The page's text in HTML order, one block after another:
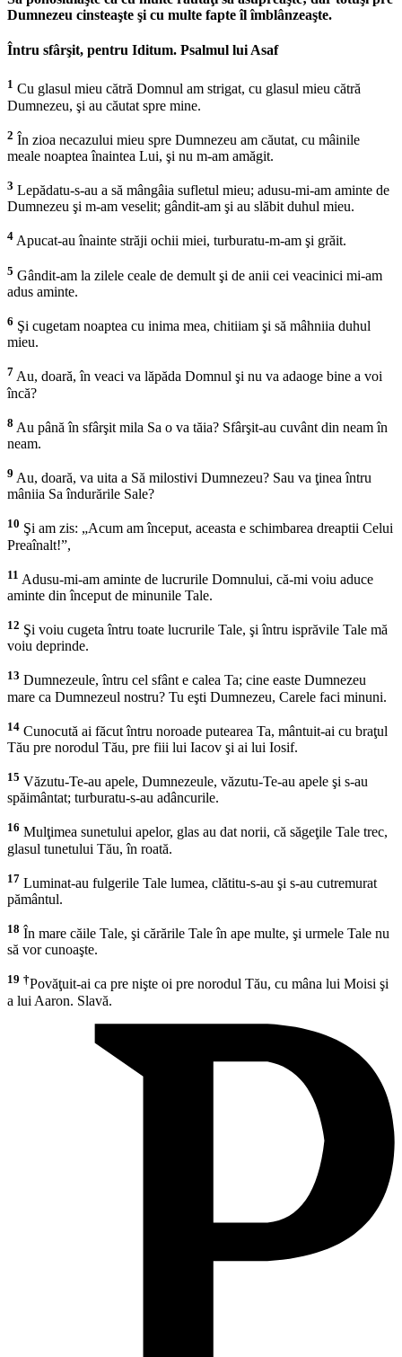
Dumnezeu cinsteaşte şi cu multe fapte îl îmblânzeaşte.
Întru sfârşit, pentru Iditum. Psalmul lui Asaf
1 Cu glasul mieu cătră Domnul am strigat, cu glasul mieu cătră
Dumnezeu, şi au căutat spre mine.
2 În zioa necazului mieu spre Dumnezeu am căutat, cu mâinile
meale noaptea înaintea Lui, şi nu m-am amăgit.
3 Lepădatu-s-au a să mângâia sufletul mieu; adusu-mi-am aminte de
Dumnezeu şi m-am veselit; gândit-am şi au slăbit duhul mieu.
4 Apucat-au înainte străji ochii miei, turburatu-m-am şi grăit.
5 Gândit-am la zilele ceale de demult şi de anii cei veacinici mi-am
adus aminte.
6 Şi cugetam noaptea cu inima mea, chitiiam şi să mâhniia duhul
mieu.
7 Au, doară, în veaci va lăpăda Domnul şi nu va adaoge bine a voi
încă?
8 Au până în sfârşit mila Sa o va tăia? Sfârşit-au cuvânt din neam în
neam.
9 Au, doară, va uita a Să milostivi Dumnezeu? Sau va ţinea întru
mâniia Sa îndurările Sale?
10 Şi am zis: „Acum am început, aceasta e schimbarea dreaptii Celui
Preaînalt!”,
11 Adusu-mi-am aminte de lucrurile Domnului, că-mi voiu aduce
aminte din început de minunile Tale.
12 Şi voiu cugeta întru toate lucrurile Tale, şi întru isprăvile Tale mă
voiu deprinde.
13 Dumnezeule, întru cel sfânt e calea Ta; cine easte Dumnezeu
mare ca Dumnezeul nostru? Tu eşti Dumnezeu, Carele faci minuni.
14 Cunocută ai făcut întru noroade putearea Ta, mântuit-ai cu braţul
Tău pre norodul Tău, pre fiii lui Iacov şi ai lui Iosif.
15 Văzutu-Te-au apele, Dumnezeule, văzutu-Te-au apele şi s-au
spăimântat; turburatu-s-au adâncurile.
16 Mulţimea sunetului apelor, glas au dat norii, că săgeţile Tale trec,
glasul tunetului Tău, în roată.
17 Luminat-au fulgerile Tale lumea, clătitu-s-au şi s-au cutremurat
pământul.
18 În mare căile Tale, şi cărările Tale în ape multe, şi urmele Tale nu
să vor cunoaşte.
19 †Povăţuit-ai ca pre nişte oi pre norodul Tău, cu mâna lui Moisi şi
a lui Aaron. Slavă.